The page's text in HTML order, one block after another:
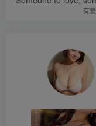
有